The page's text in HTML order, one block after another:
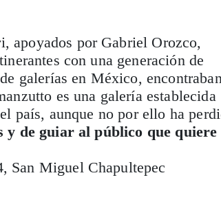
apoyados por Gabriel Orozco,
con una generación de
galerías en México,
es una galería establecida
país, aunque no por ello ha
y de guiar al público que quiere
San Miguel Chapultepec